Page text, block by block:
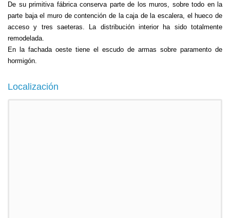
De su primitiva fábrica conserva parte de los muros, sobre todo en la
parte baja el muro de contención de la caja de la escalera, el hueco de
acceso y tres saeteras. La distribución interior ha sido totalmente
remodelada.
En la fachada oeste tiene el escudo de armas sobre paramento de
hormigón.
Localización